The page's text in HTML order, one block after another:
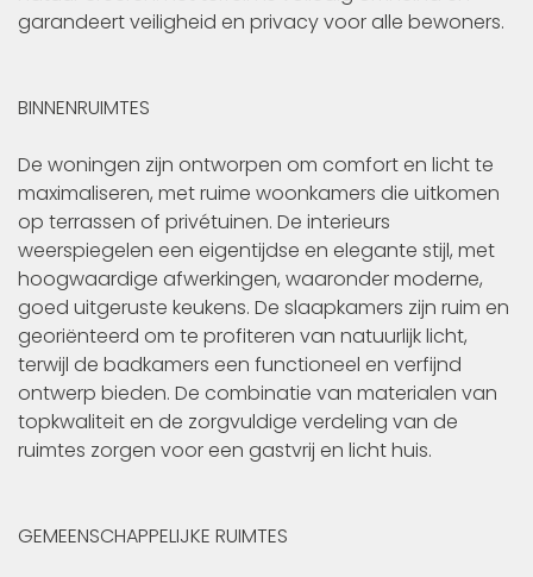
garandeert veiligheid en privacy voor alle bewoners.
BINNENRUIMTES
De woningen zijn ontworpen om comfort en licht te
maximaliseren, met ruime woonkamers die uitkomen
op terrassen of privétuinen. De interieurs
weerspiegelen een eigentijdse en elegante stijl, met
hoogwaardige afwerkingen, waaronder moderne,
goed uitgeruste keukens. De slaapkamers zijn ruim en
georiënteerd om te profiteren van natuurlijk licht,
terwijl de badkamers een functioneel en verfijnd
ontwerp bieden. De combinatie van materialen van
topkwaliteit en de zorgvuldige verdeling van de
ruimtes zorgen voor een gastvrij en licht huis.
GEMEENSCHAPPELIJKE RUIMTES